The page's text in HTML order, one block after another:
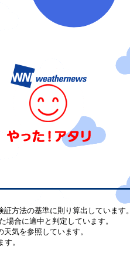
方法の基準に則り算出しています。
場合に適中と判定しています。
天気を参照しています。
。